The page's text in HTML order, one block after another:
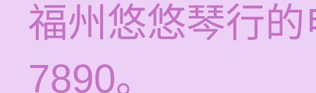
福州悠悠琴行
7890。